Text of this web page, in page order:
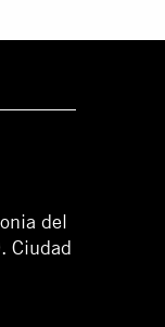
del
Ciudad